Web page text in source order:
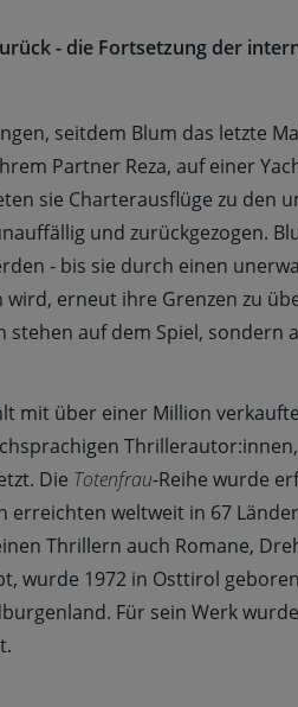
- die Fortsetzung der
seitdem Blum das letzte
Partner Reza, auf einer
sie Charterausflüge zu den
und zurückgezogen.
- bis sie durch einen
wird, erneut ihre Grenzen zu
stehen auf dem Spiel, sondern
mit über einer Million
Die Totenfrau-Reihe wurde
erreichten weltweit in 67
Thrillern auch Romane,
wurde 1972 in Osttirol
Für sein Werk